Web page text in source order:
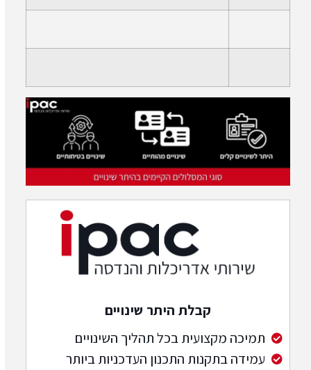
קבלת היתר שינויים
תמיכה מקצועית בכל תהליך השינויים
עמידה בתקנות התכנון העדכניות ביותר